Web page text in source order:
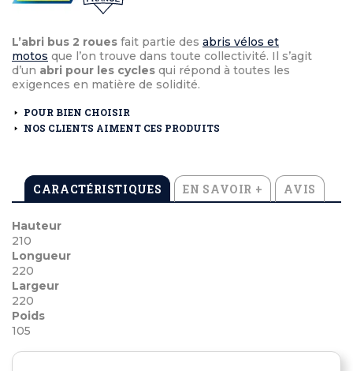
L’abri bus 2 roues fait partie des abris vélos et
motos que l’on trouve dans toute collectivité. Il s’agit
d’un abri pour les cycles qui répond à toutes les
exigences en matière de solidité.
POUR BIEN CHOISIR
NOS CLIENTS AIMENT CES PRODUITS
CARACTÉRISTIQUES EN SAVOIR + AVIS
Hauteur
210
Longueur
220
Largeur
220
Poids
105